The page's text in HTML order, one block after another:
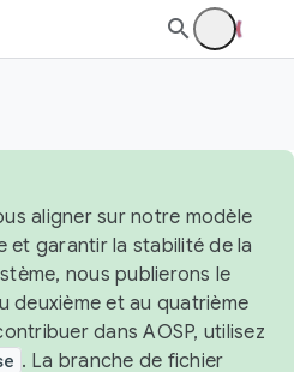
aligner sur notre modèle
et garantir la stabilité de la
nous publierons le
deuxième et au quatrième
dans AOSP, utilisez
. La branche de fichier